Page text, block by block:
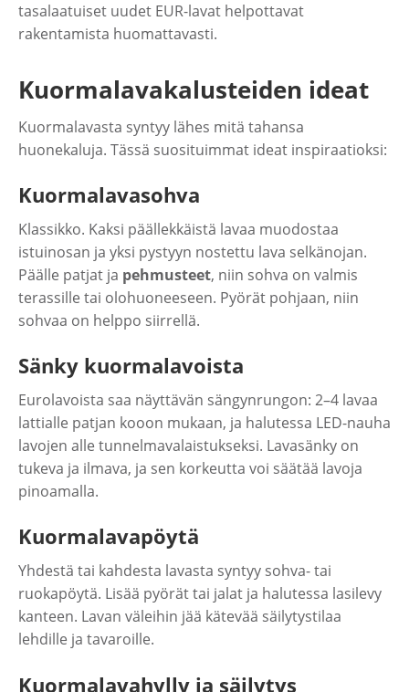
tasalaatuiset uudet EUR-lavat helpottavat
rakentamista huomattavasti.
Kuormalavakalusteiden ideat
Kuormalavasta syntyy lähes mitä tahansa
huonekaluja. Tässä suosituimmat ideat inspiraatioksi:
Kuormalavasohva
Klassikko. Kaksi päällekkäistä lavaa muodostaa
istuinosan ja yksi pystyyn nostettu lava selkänojan.
Päälle patjat ja pehmusteet, niin sohva on valmis
terassille tai olohuoneeseen. Pyörät pohjaan, niin
sohvaa on helppo siirrellä.
Sänky kuormalavoista
Eurolavoista saa näyttävän sängynrungon: 2–4 lavaa
lattialle patjan kooon mukaan, ja halutessa LED-nauha
lavojen alle tunnelmavalaistukseksi. Lavasänky on
tukeva ja ilmava, ja sen korkeutta voi säätää lavoja
pinoamalla.
Kuormalavapöytä
Yhdestä tai kahdesta lavasta syntyy sohva- tai
ruokapöytä. Lisää pyörät tai jalat ja halutessa lasilevy
kanteen. Lavan väleihin jää kätevää säilytystilaa
lehdille ja tavaroille.
Kuormalavahylly ja säilytys